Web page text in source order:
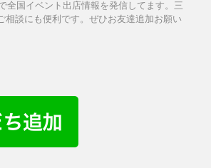
全国イベント出店情報を発信してます。三
相談にも便利です。ぜひお友達追加お願い